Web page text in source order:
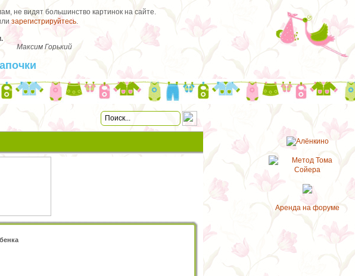
не видят большинство картинок на сайте.
зарегистрируйтесь.
Максим Горький
Аренда на форуме